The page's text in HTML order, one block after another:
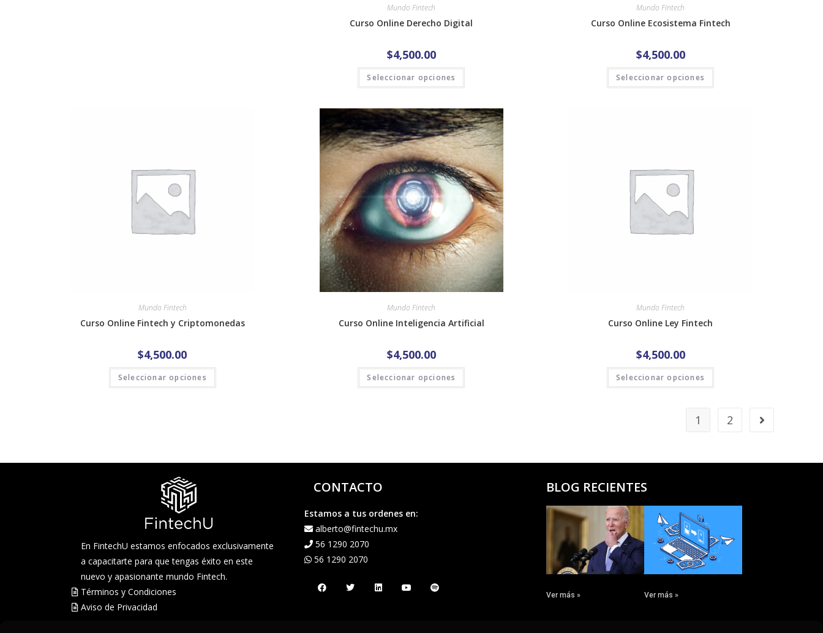
Mundo Fintech
Curso Online Derecho Digital
$4,500.00
Seleccionar opciones
Mundo Fintech
Curso Online Ecosistema Fintech
$4,500.00
Seleccionar opciones
Mundo Fintech
Curso Online Fintech y Criptomonedas
$4,500.00
Seleccionar opciones
Mundo Fintech
Curso Online Inteligencia Artificial
$4,500.00
Seleccionar opciones
Mundo Fintech
Curso Online Ley Fintech
$4,500.00
Seleccionar opciones
1 2
En FintechU estamos enfocados exclusivamente
a capacitarte para que tengas éxito en este
nuevo y apasionante mundo Fintech.
Términos y Condiciones
Aviso de Privacidad
CONTACTO
Estamos a tus ordenes en:
alberto@fintechu.mx
56 1290 2070
56 1290 2070
BLOG RECIENTES
Ver más » Ver más »